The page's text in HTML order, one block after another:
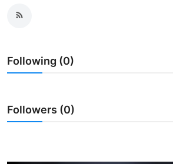
Seni
Usadha
Indonesia
Following (0)
Followers (0)